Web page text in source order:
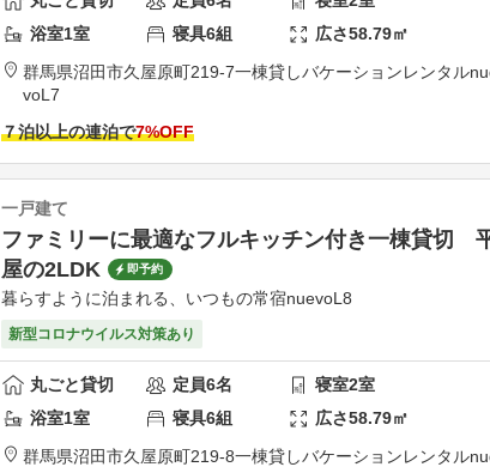
浴室1室 寝具6組 広さ58.79㎡
群馬県沼田市久屋原町219-7一棟貸しバケーションレンタル
voL7
７泊以上の連泊で7%OFF
一戸建て
ファミリーに最適なフルキッチン付き一棟貸切
屋の2LDK
即予約
暮らすように泊まれる、いつもの常宿nuevoL8
新型コロナウイルス対策あり
丸ごと貸切 定員6名 寝室2室
浴室1室 寝具6組 広さ58.79㎡
群馬県沼田市久屋原町219-8一棟貸しバケーションレンタル